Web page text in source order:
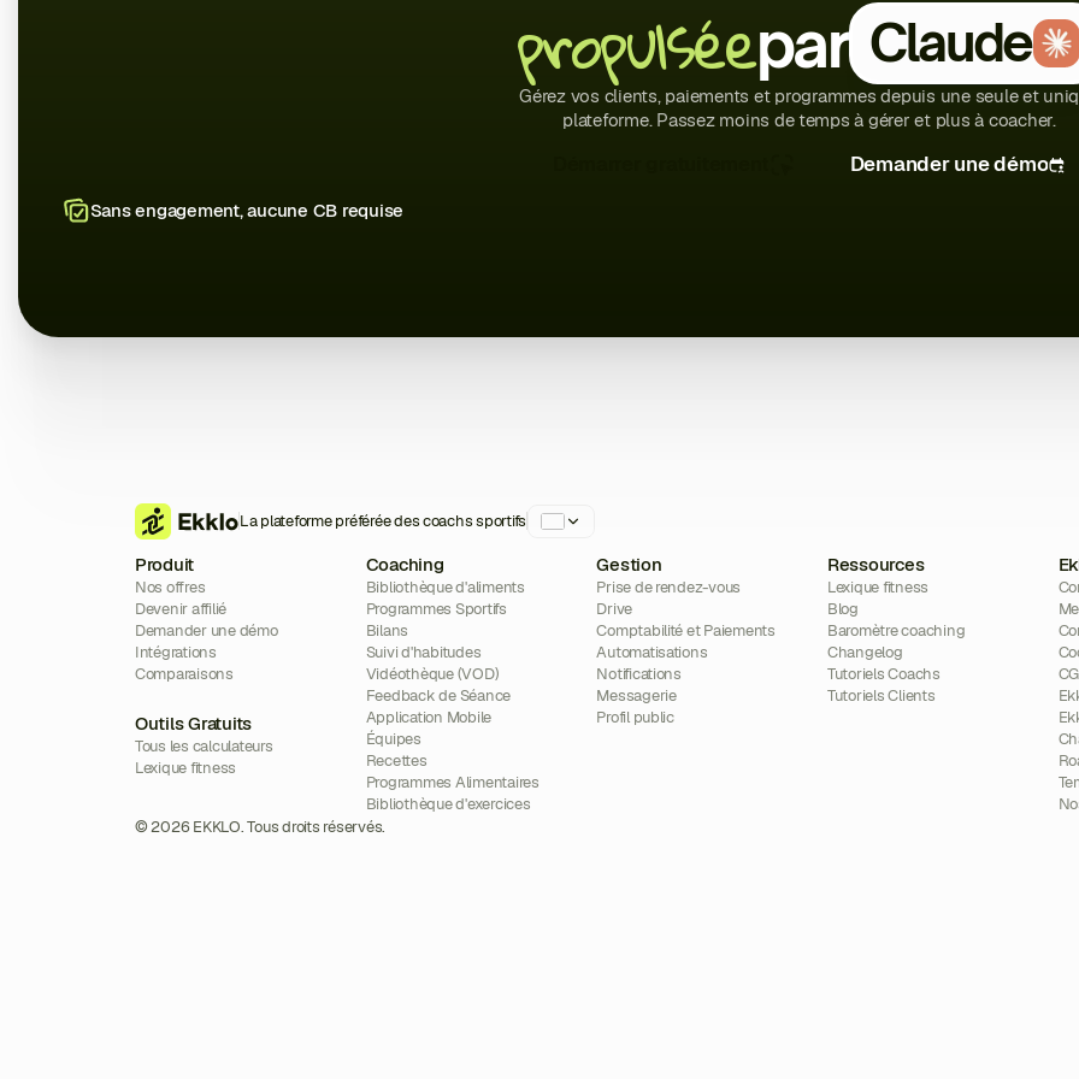
propulséepar Claude
Gérez vos clients, paiements et programmes depuis une seule et
plateforme. Passez moins de temps à gérer et plus à coacher.
Demander une démo
Sans engagement, aucune CB requise
La plateforme préférée des coachs sportifs
Produit
Nos offres
Devenir affilié
Demander une démo
Intégrations
Comparaisons
Outils Gratuits
Tous les calculateurs
Lexique fitness
Coaching
Bibliothèque d'aliments
Programmes Sportifs
Bilans
Suivi d'habitudes
Vidéothèque (VOD)
Feedback de Séance
Application Mobile
Équipes
Recettes
Programmes Alimentaires
Bibliothèque d'exercices
Gestion
Prise de rendez-vous
Drive
Comptabilité et Paiements
Automatisations
Notifications
Messagerie
Profil public
Ressources
Lexique fitness
Blog
Baromètre coaching
Changelog
Tutoriels Coachs
Tutoriels Clients
© 2026 EKKLO. Tous droits réservés.